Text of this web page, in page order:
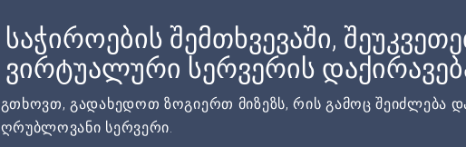
საჭიროების შემთხვევაში,
ვირტუალური სერვერის
გთხოვთ, გადახედოთ ზოგიერთ მიზეზს, რის გამოც შეიძლება
ღრუბლოვანი სერვერი.